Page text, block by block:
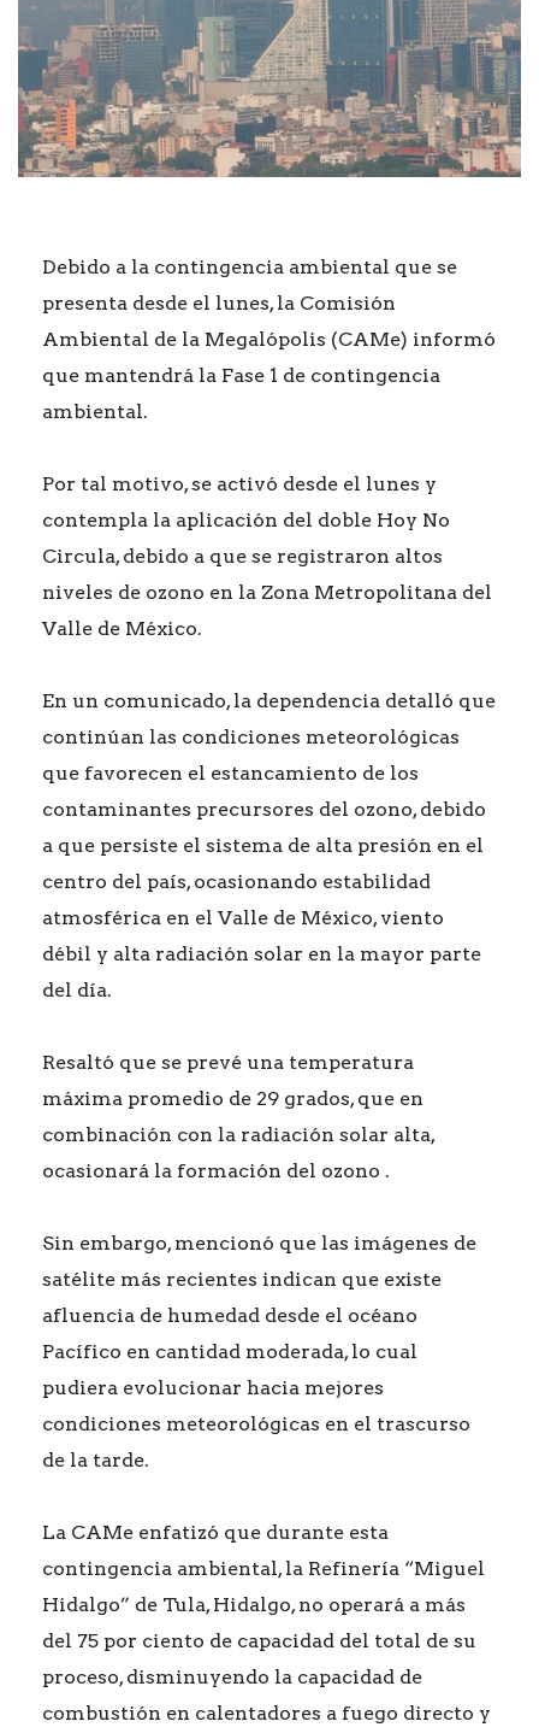
Debido a la contingencia ambiental que se
presenta desde el lunes, la Comisión
Ambiental de la Megalópolis (CAMe) informó
que mantendrá la Fase 1 de contingencia
ambiental.
Por tal motivo, se activó desde el lunes y
contempla la aplicación del doble Hoy No
Circula, debido a que se registraron altos
niveles de ozono en la Zona Metropolitana del
Valle de México.
En un comunicado, la dependencia detalló que
continúan las condiciones meteorológicas
que favorecen el estancamiento de los
contaminantes precursores del ozono, debido
a que persiste el sistema de alta presión en el
centro del país, ocasionando estabilidad
atmosférica en el Valle de México, viento
débil y alta radiación solar en la mayor parte
del día.
Resaltó que se prevé una temperatura
máxima promedio de 29 grados, que en
combinación con la radiación solar alta,
ocasionará la formación del ozono .
Sin embargo, mencionó que las imágenes de
satélite más recientes indican que existe
afluencia de humedad desde el océano
Pacífico en cantidad moderada, lo cual
pudiera evolucionar hacia mejores
condiciones meteorológicas en el trascurso
de la tarde.
La CAMe enfatizó que durante esta
contingencia ambiental, la Refinería “Miguel
Hidalgo” de Tula, Hidalgo, no operará a más
del 75 por ciento de capacidad del total de su
proceso, disminuyendo la capacidad de
combustión en calentadores a fuego directo y